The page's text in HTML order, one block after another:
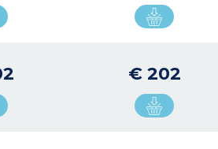
€ 202